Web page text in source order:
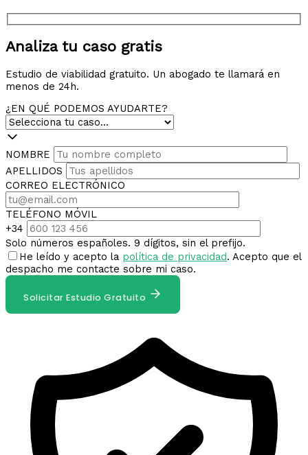
Analiza tu caso gratis
Estudio de viabilidad gratuito. Un abogado te llamará en
menos de 24h.
¿EN QUÉ PODEMOS AYUDARTE?
NOMBRE
APELLIDOS
CORREO ELECTRÓNICO
TELÉFONO MÓVIL
+34
Solo números españoles. 9 dígitos, sin el prefijo.
He leído y acepto la política de privacidad. Acepto que el
despacho me contacte sobre mi caso.
Solicitar Estudio Gratuito